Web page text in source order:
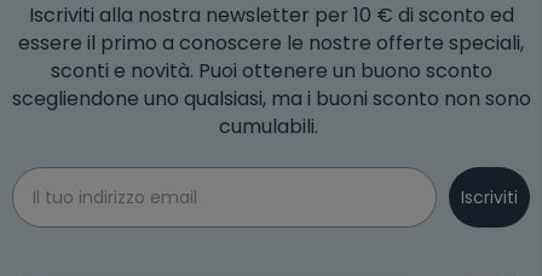
Iscriviti alla nostra newsletter per 10 € di sconto ed
essere il primo a conoscere le nostre offerte speciali,
sconti e novità. Puoi ottenere un buono sconto
scegliendone uno qualsiasi, ma i buoni sconto non sono
cumulabili.
Email
Iscriviti